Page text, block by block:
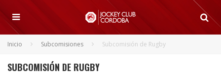
Inicio Subcomisiones Subcomisión de Rugby
SUBCOMISIÓN DE RUGBY